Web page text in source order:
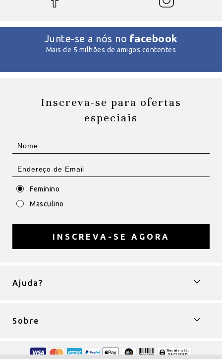
Junte-se a nós no facebook
Mais de 5 milhões de amigos contentes
Inscreva-se para ofertas
especiais
Feminino
Masculino
INSCREVA-SE AGORA
Ajuda?
Sobre